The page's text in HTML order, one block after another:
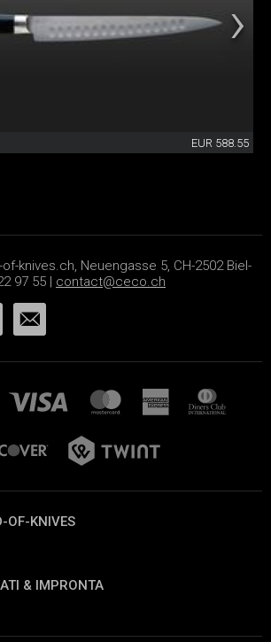
EUR 588.55
knives.ch, Neuengasse 5, CH-2502 Biel-
97 55 | contact@ceco.ch
OF-KNIVES
& IMPRONTA